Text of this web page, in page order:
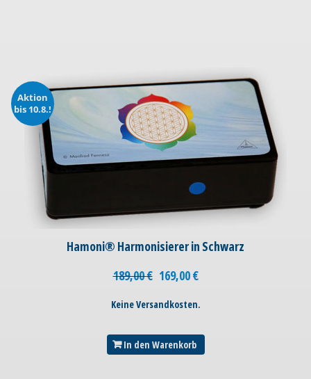
Aktion
bis 10.8.!
Hamoni® Harmonisierer in Schwarz
189,00€ 169,00€
Keine Versandkosten.
In den Warenkorb